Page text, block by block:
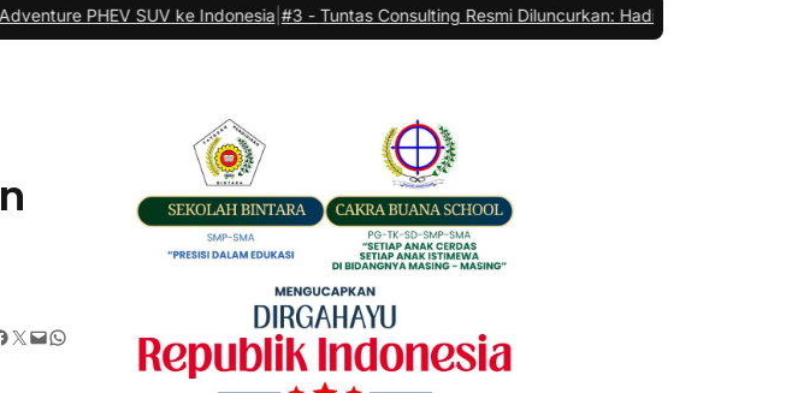
SUV ke Indonesia|#3 -Tuntas Consulting Resmi Diluncurkan: Hadir Menyelesaikan Sengketa,
Twitter Mail WhatsApp